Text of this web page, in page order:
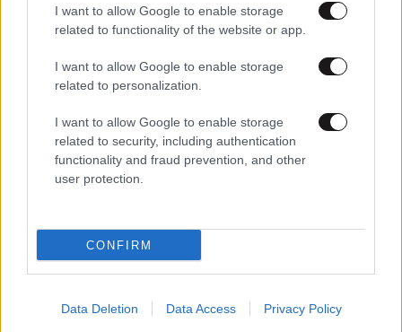
I want to allow Google to enable storage
related to functionality of the website or app.
I want to allow Google to enable storage
related to personalization.
I want to allow Google to enable storage
related to security, including authentication
functionality and fraud prevention, and other
user protection.
CONFIRM
Data Deletion Data Access Privacy Policy
25·09·2025 17:43
Η NASA εξετάζει πυρηνικό πλήγμα σε αστεροειδή που